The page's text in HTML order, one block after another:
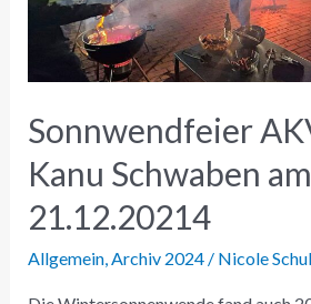
Sonnwendfeier
Kanu Schwaben am
21.12.20214
Allgemein,Archiv 2024/ Nicole
21.12.20214